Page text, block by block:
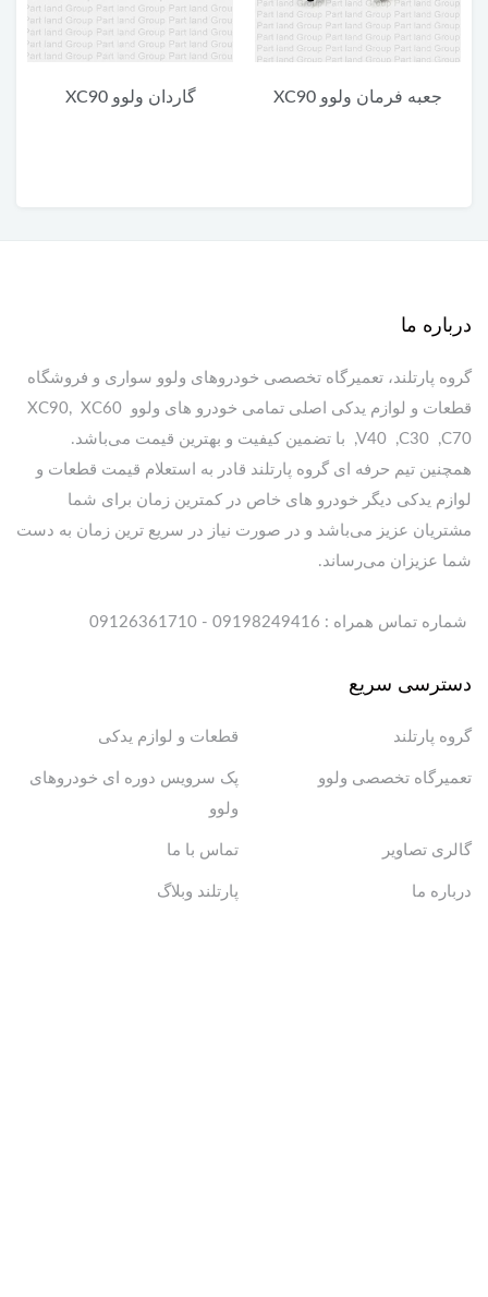
گاردان ولوو XC90
یونیت پایین چراغ جلو ولوو
درباره ما
گروه پارتلند، تعمیرگاه تخصصی خودروهای ولوو سواری و فروشگاه
قطعات و لوازم یدکی اصلی تمامی خودرو های ولوو XC90, XC60
,V40 ,C30 ,C70 با تضمین کیفیت و بهترین قیمت می‌باشد.
همچنین تیم حرفه ای گروه پارتلند قادر به استعلام قیمت قطعات و
لوازم یدکی دیگر خودرو های خاص در کمترین زمان برای شما
مشتریان عزیز می‌باشد و در صورت نیاز در سریع ترین زمان به دست
شما عزیزان می‌رساند.
شماره تماس همراه : 09198249416 - 09126361710
دسترسی سریع
گروه پارتلند قطعات و لوازم یدکی
تعمیرگاه تخصصی ولوو
پک سرویس دوره ای خودروهای
ولوو
گالری تصاویر تماس با ما
درباره ما پارتلند وبلاگ